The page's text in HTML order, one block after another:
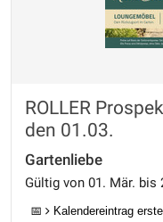
ROLLER
den 01.03.
Gartenliebe
Gültig von 01. Mär. bis
📅 Kalendereintrag